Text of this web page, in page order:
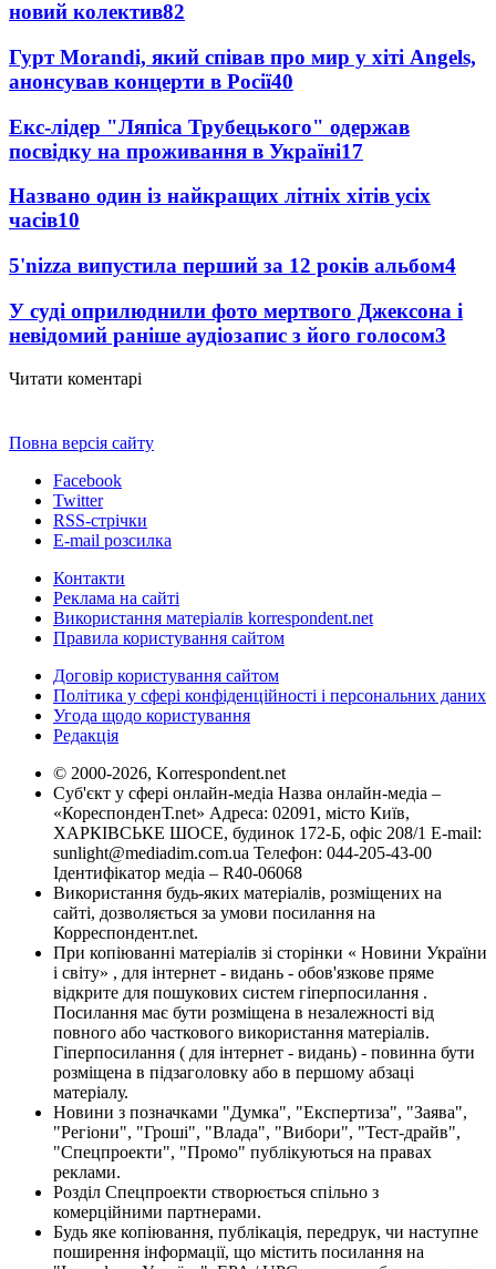
новий колектив82
Гурт Morandi, який співав про мир у хіті Angels,
анонсував концерти в Росії40
Екс-лідер "Ляпіса Трубецького" одержав
посвідку на проживання в Україні17
Названо один із найкращих літніх хітів усіх
часів10
5'nizza випустила перший за 12 років альбом4
У суді оприлюднили фото мертвого Джексона і
невідомий раніше аудіозапис з його голосом3
Читати коментарі
Повна версія сайту
Facebook
Twitter
RSS-стрічки
E-mail розсилка
Контакти
Реклама на сайті
Використання матеріалів korrespondent.net
Правила користування сайтом
Договір користування сайтом
Політика у сфері конфіденційності і персональних даних
Угода щодо користування
Редакція
© 2000-2026, Korrespondent.net
Суб'єкт у сфері онлайн-медіа Назва онлайн-медіа –
«КореспонденТ.net» Адреса: 02091, місто Київ,
ХАРКІВСЬКЕ ШОСЕ, будинок 172-Б, офіс 208/1 E-mail:
sunlight@mediadim.com.ua Телефон: 044-205-43-00
Ідентифікатор медіа – R40-06068
Використання будь-яких матеріалів, розміщених на
сайті, дозволяється за умови посилання на
Корреспондент.net.
При копіюванні матеріалів зі сторінки « Новини України
і світу» , для інтернет - видань - обов'язкове пряме
відкрите для пошукових систем гіперпосилання .
Посилання має бути розміщена в незалежності від
повного або часткового використання матеріалів.
Гіперпосилання ( для інтернет - видань) - повинна бути
розміщена в підзаголовку або в першому абзаці
матеріалу.
Новини з позначками "Думка", "Експертиза", "Заява",
"Регіони", "Гроші", "Влада", "Вибори", "Тест-драйв",
"Спецпроекти", "Промо" публікуються на правах
реклами.
Розділ Спецпроекти створюється спільно з
комерційними партнерами.
Будь яке копіювання, публікація, передрук, чи наступне
поширення інформації, що містить посилання на